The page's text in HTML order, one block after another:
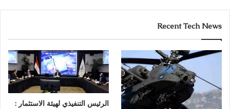
Recent Tech News
الرئيس التنفيذي لهيئة الاستثمار :